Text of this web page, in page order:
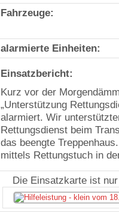
Fahrzeuge:
alarmierte Einheiten:
Einsatzbericht:
Kurz vor der
„Unterstützung
alarmiert. Wir
Rettungsdienst beim
das beengte
mittels Rettungstuch in
Die Einsatzkarte ist